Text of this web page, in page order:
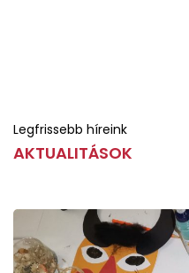
Legfrissebb híreink
AKTUALITÁSOK